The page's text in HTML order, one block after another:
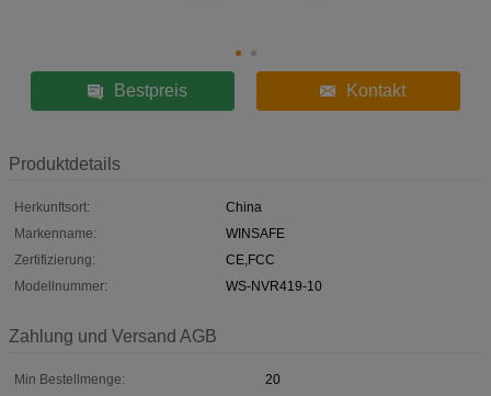
Bestpreis Kontakt
Produktdetails
Herkunftsort:
China
Markenname:
WINSAFE
Zertifizierung:
CE,FCC
Modellnummer:
WS-NVR419-10
Zahlung und Versand AGB
Min Bestellmenge:
20